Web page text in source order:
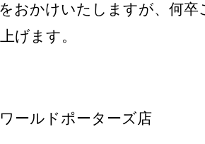
おかけいたしますが、何
げます。
ールドポーターズ店